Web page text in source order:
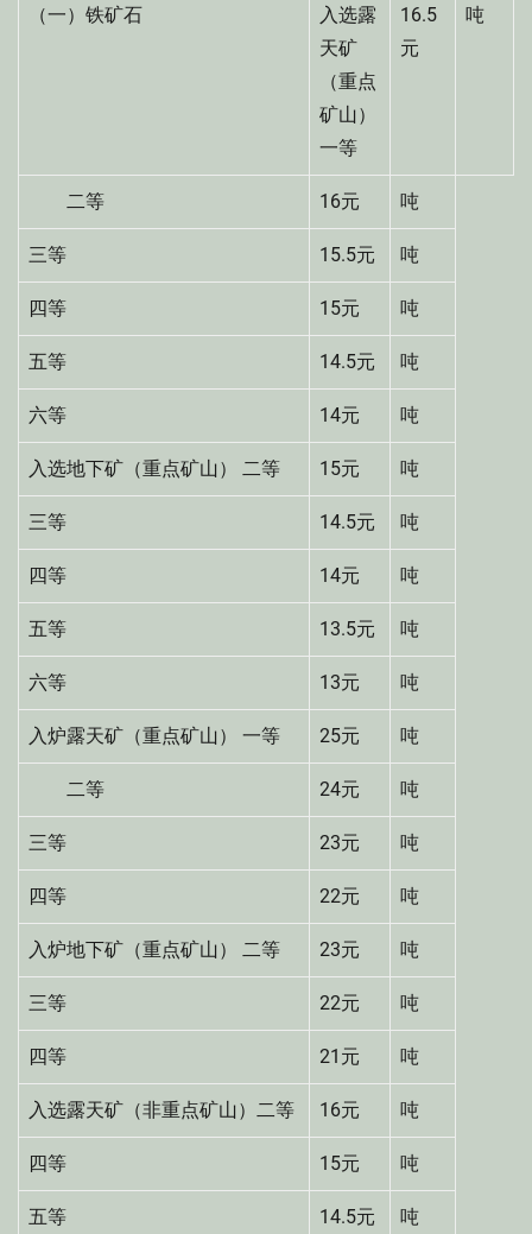
（一）铁矿石
入选露
天矿
（重点
矿山）
一等
16.5
元
吨
二等 16元 吨
三等 15.5元 吨
四等 15元 吨
五等 14.5元 吨
六等 14元 吨
入选地下矿（重点矿山） 二等 15元 吨
三等 14.5元 吨
四等 14元 吨
五等 13.5元 吨
六等 13元 吨
入炉露天矿（重点矿山） 一等 25元 吨
二等 24元 吨
三等 23元 吨
四等 22元 吨
入炉地下矿（重点矿山） 二等 23元 吨
三等 22元 吨
四等 21元 吨
入选露天矿（非重点矿山）二等 16元 吨
四等 15元 吨
五等 14.5元 吨